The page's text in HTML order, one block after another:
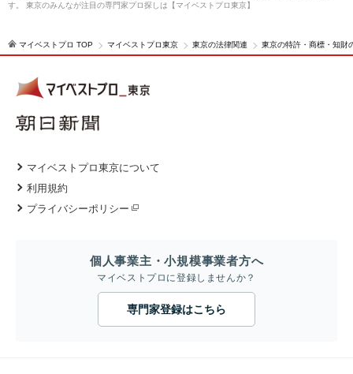
す。 東京のみんなが注目の専門家プロ探しは【マイベストプロ東京】
マイベストプロ TOP マイベストプロ東京 東京の法律関連 東京の特許・商標・知財
マイベストプロ東京について
利用規約
プライバシーポリシー
個人事業主・小規模事業者方へ
マイベストプロに登録しませんか？
専門家登録はこちら